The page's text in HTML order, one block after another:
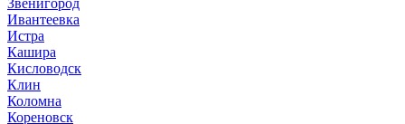
Ивантеевка
Истра
Кашира
Кисловодск
Клин
Коломна
Кореновск